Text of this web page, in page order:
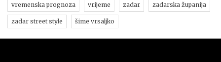
vremenska prognoza vrijeme zadar zadarska županija
zadar street style šime vrsaljko